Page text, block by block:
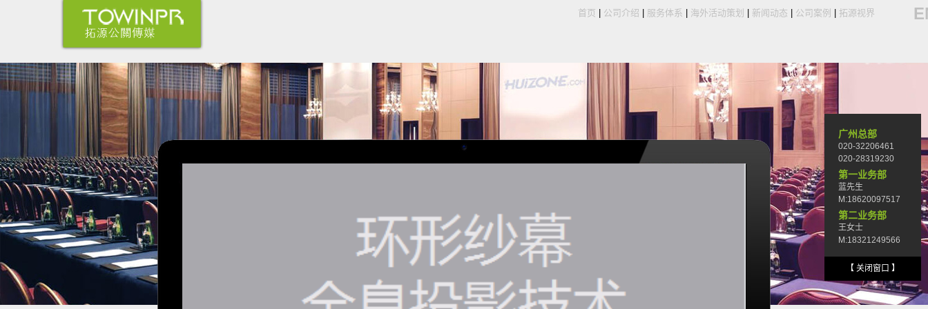
首页 公司介绍 服务体系 海外活动策划 新闻动态 公司案例 拓源视界
广州总部
020-32206461
020-28319230
第一业务部
蓝先生
M:18620097517
第二业务部
王女士
M:18321249566
【 关闭窗口 】